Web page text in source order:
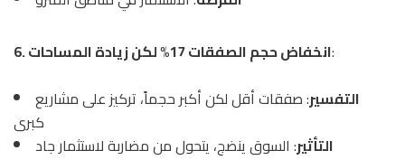
6. انخفاض حجم الصفقات 17% لكن زيادة المساحات:
التفسير: صفقات أقل لكن أكبر حجماً، تركيز على مشاريع
كبرى
التأثير: السوق ينضج، يتحول من مضاربة لاستثمار جاد